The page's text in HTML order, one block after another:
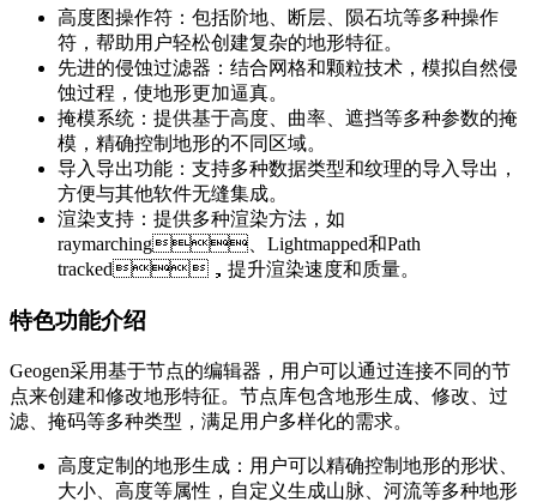
高度图操作符：包括阶地、断层、陨石坑等多种操作
符，帮助用户轻松创建复杂的地形特征。
先进的侵蚀过滤器：结合网格和颗粒技术，模拟自然侵
蚀过程，使地形更加逼真。
掩模系统：提供基于高度、曲率、遮挡等多种参数的掩
模，精确控制地形的不同区域。
导入导出功能：支持多种数据类型和纹理的导入导出，
方便与其他软件无缝集成。
渲染支持：提供多种渲染方法，如
raymarching、Lightmapped和Path
tracked，提升渲染速度和质量。
特色功能介绍
Geogen采用基于节点的编辑器，用户可以通过连接不同的节
点来创建和修改地形特征。节点库包含地形生成、修改、过
滤、掩码等多种类型，满足用户多样化的需求。
高度定制的地形生成：用户可以精确控制地形的形状、
大小、高度等属性，自定义生成山脉、河流等多种地形